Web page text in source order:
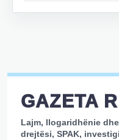
GAZETA
Lajm, llogaridhënie
drejtësi, SPAK,